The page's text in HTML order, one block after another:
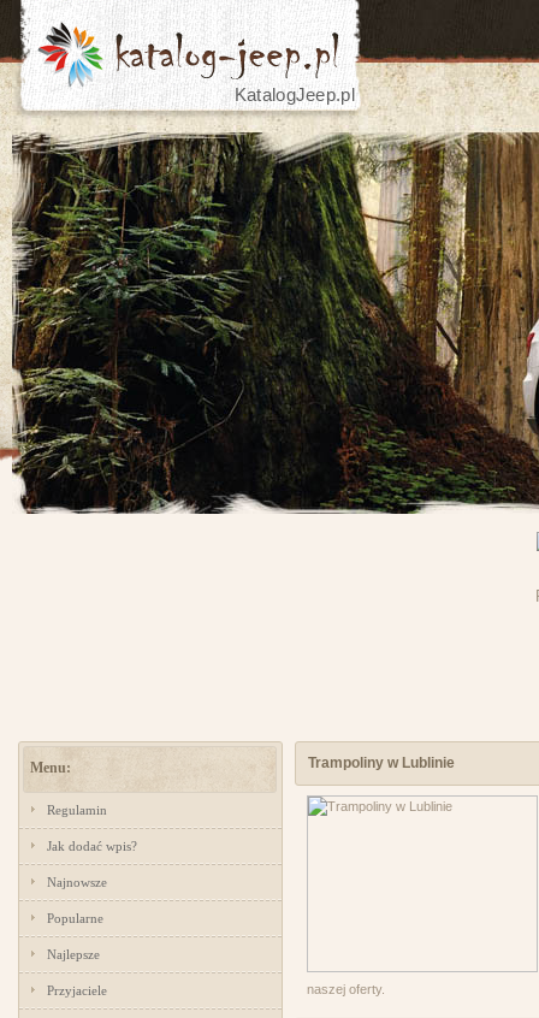
KatalogJeep.pl
Menu:
Regulamin
Jak dodać wpis?
Najnowsze
Popularne
Najlepsze
Przyjaciele
Trampoliny w Lublinie
naszej oferty.